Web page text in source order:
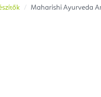
Maharishi Ayurveda